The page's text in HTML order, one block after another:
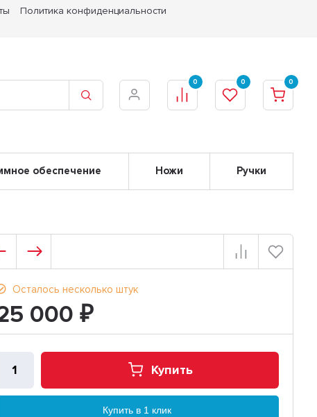
Политика конфиденциальности
0 0 0
обеспечение Ножи Ручки
Осталось несколько штук
000 ₽
Купить
Купить в 1 клик